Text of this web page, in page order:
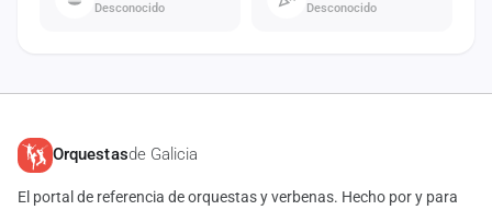
Desconocido Desconocido
Orquestasde Galicia
El portal de referencia de orquestas y verbenas. Hecho por y para